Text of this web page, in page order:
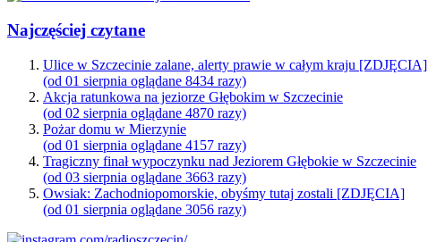
Najczęściej czytane
Ulice w Szczecinie zalane, alerty prawie w całym kraju [ZDJĘCIA]
(od 01 sierpnia oglądane 8434 razy)
Akcja ratunkowa na jeziorze Głębokim w Szczecinie
(od 02 sierpnia oglądane 4870 razy)
Pożar domu w Mierzynie
(od 01 sierpnia oglądane 4157 razy)
Tragiczny finał wypoczynku nad Jeziorem Głębokie w Szczecinie
(od 03 sierpnia oglądane 3663 razy)
Owsiak: Zachodniopomorskie, obyśmy tutaj zostali [ZDJĘCIA]
(od 01 sierpnia oglądane 3056 razy)